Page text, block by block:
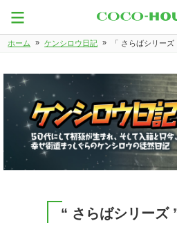
ホーム » ケンシロウ日記 » 「 さらばシリー
“ さらばシリーズ